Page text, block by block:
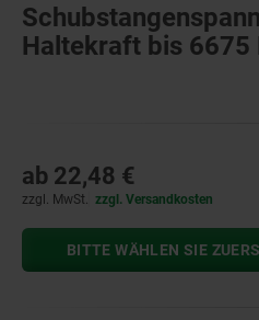
Haltekraft bis 6675
ab 22,48 €
zzgl. MwSt. zzgl. Versandkosten
BITTE WÄHLEN SIE